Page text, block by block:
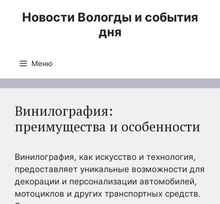
Новости Вологды и события
дня
Меню
Винилография:
преимущества и особенности
Винилография, как искусство и технология,
предоставляет уникальные возможности для
декорации и персонализации автомобилей,
мотоциклов и других транспортных средств.